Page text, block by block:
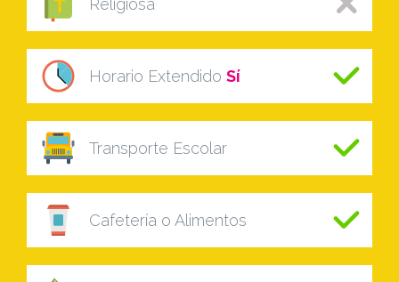
Religiosa
Horario Extendido Sí
Transporte Escolar
Cafetería o Alimentos